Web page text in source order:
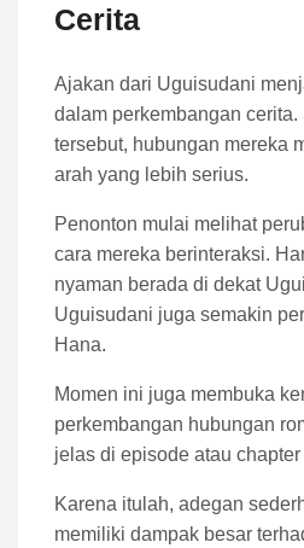
Cerita
Ajakan dari Uguisudani
dalam perkembangan cerita.
tersebut, hubungan mereka
arah yang lebih serius.
Penonton mulai melihat
cara mereka berinteraksi.
nyaman berada di dekat
Uguisudani juga semakin
Hana.
Momen ini juga membuka
perkembangan hubungan
jelas di episode atau
Karena itulah, adegan
memiliki dampak besar